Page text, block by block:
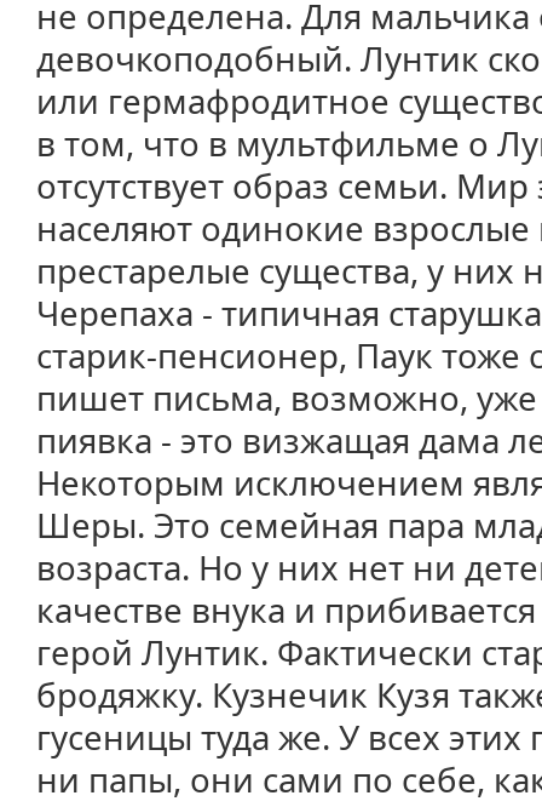
не определена. Для
девочкоподобный. Лунтик
или гермафродитное
в том, что в мультфильме о
отсутствует образ семьи.
населяют одинокие
престарелые существа, у них
Черепаха - типичная
старик-пенсионер, Паук
пишет письма, возможно,
пиявка - это визжащая дама
Некоторым исключением
Шеры. Это семейная пара
возраста. Но у них нет ни
качестве внука и
герой Лунтик. Фактически
бродяжку. Кузнечик Кузя
гусеницы туда же. У всех
ни папы, они сами по себе,